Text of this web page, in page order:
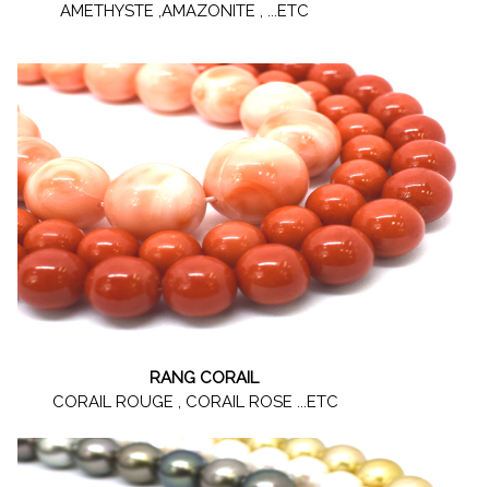
AMETHYSTE ,AMAZONITE , ...ETC
RANG CORAIL
CORAIL ROUGE , CORAIL ROSE ...ETC